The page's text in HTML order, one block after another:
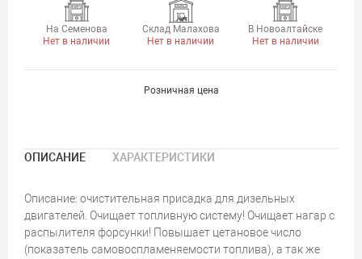
На Семенова
Нет в наличии
Склад Малахова
Нет в наличии
В Новоалтайске
Нет в наличии
Розничная цена
ОПИСАНИЕ ХАРАКТЕРИСТИКИ
Описание: очистительная присадка для дизельных
двигателей. Очищает топливную систему! Очищает нагар с
распылителя форсунки! Повышает цетановое число
(показатель самовоспламеняемости топлива), а так же